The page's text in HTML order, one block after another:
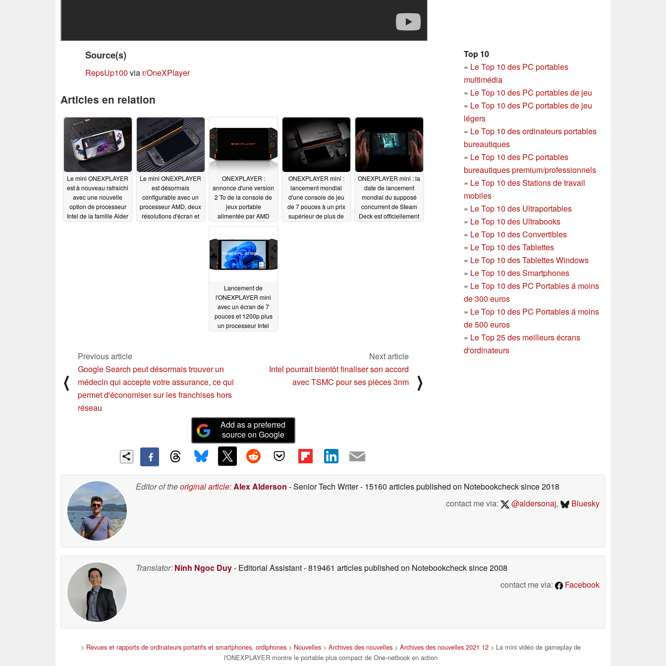
Top 10
» Le Top 10 des PC portables
multimédia
» Le Top 10 des PC portables de jeu
» Le Top 10 des PC portables de jeu
légers
» Le Top 10 des ordinateurs portables
bureautiques
» Le Top 10 des PC portables
bureautiques premium/professionnels
» Le Top 10 des Stations de travail
mobiles
» Le Top 10 des Ultraportables
» Le Top 10 des Ultrabooks
» Le Top 10 des Convertibles
» Le Top 10 des Tablettes
» Le Top 10 des Tablettes Windows
» Le Top 10 des Smartphones
» Le Top 10 des PC Portables á moins
de 300 euros
» Le Top 10 des PC Portables á moins
de 500 euros
» Le Top 25 des meilleurs écrans
d'ordinateurs
Source(s)
RepsUp100 via r/OneXPlayer
Articles en relation
Le mini ONEXPLAYER
est à nouveau rafraîchi
avec une nouvelle
option de processeur
Intel de la famille Alder
Le mini ONEXPLAYER
est désormais
configurable avec un
processeur AMD, deux
résolutions d'écran et
ONEXPLAYER :
annonce d'une version
2 To de la console de
jeux portable
alimentée par AMD
ONEXPLAYER mini :
lancement mondial
d'une console de jeu
de 7 pouces à un prix
supérieur de plus de
ONEXPLAYER mini : la
date de lancement
mondial du supposé
concurrent de Steam
Deck est officiellement
Lancement de
l'ONEXPLAYER mini
avec un écran de 7
pouces et 1200p plus
un processeur Intel
⟨
Previous article
Google Search peut désormais trouver un
médecin qui accepte votre assurance, ce qui
permet d'économiser sur les franchises hors
réseau
Next article
Intel pourrait bientôt finaliser son accord
avec TSMC pour ses pièces 3nm
⟩
Add as a preferred
source on Google
Editor of theoriginal article:Alex Alderson - Senior Tech Writer- 15160 articles published on Notebookchecksince 2018
contact me via:
@aldersonaj, Bluesky
Translator: Ninh Ngoc Duy- Editorial Assistant- 819461 articles published on Notebookchecksince 2008
contact me via:
Facebook
> Revues et rapports de ordinateurs portatifs et smartphones, ordiphones> Nouvelles> Archives des nouvelles> Archives des nouvelles 2021 12> La mini vidéo de gameplay de
l'ONEXPLAYER montre le portable plus compact de One-netbook en action